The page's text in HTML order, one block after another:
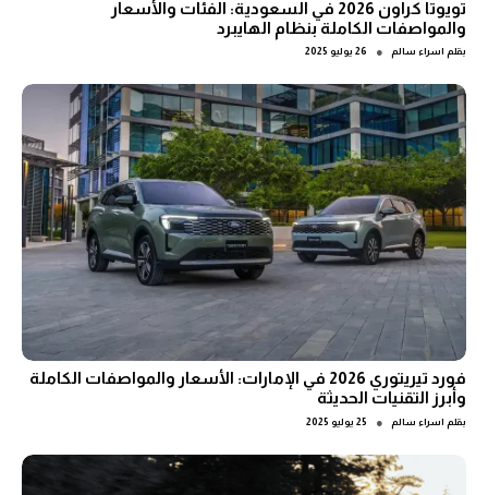
تويوتا كراون 2026 في السعودية: الفئات والأسعار
والمواصفات الكاملة بنظام الهايبرد
بقلم اسراء سالم ● 26 يوليو 2025
فورد تيريتوري 2026 في الإمارات: الأسعار والمواصفات الكاملة
وأبرز التقنيات الحديثة
بقلم اسراء سالم ● 25 يوليو 2025